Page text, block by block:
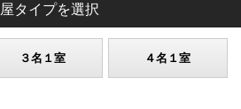
タイプを選択
３名１室 ４名１室